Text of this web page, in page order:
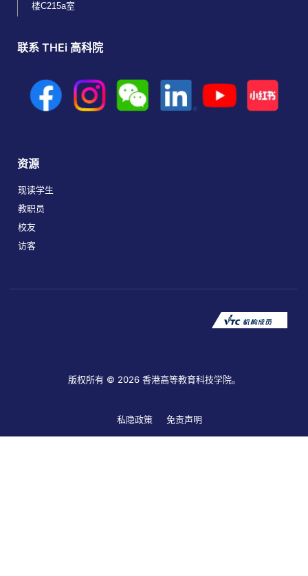
楼C215a室
联系 THEi 高科院
资源
现读学生
教职员
校友
访客
版权所有 © 2026 香港高等教育科技学院。
私隐政策 免责声明